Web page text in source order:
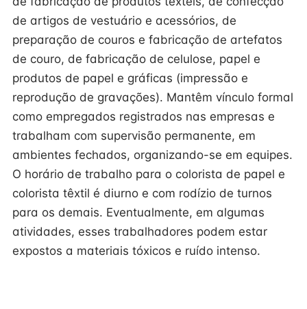
de artigos de vestuário e acessórios, de
preparação de couros e fabricação de artefatos
de couro, de fabricação de celulose, papel e
produtos de papel e gráficas (impressão e
reprodução de gravações). Mantêm vínculo formal
como empregados registrados nas empresas e
trabalham com supervisão permanente, em
ambientes fechados, organizando-se em equipes.
O horário de trabalho para o colorista de papel e
colorista têxtil é diurno e com rodízio de turnos
para os demais. Eventualmente, em algumas
atividades, esses trabalhadores podem estar
expostos a materiais tóxicos e ruído intenso.